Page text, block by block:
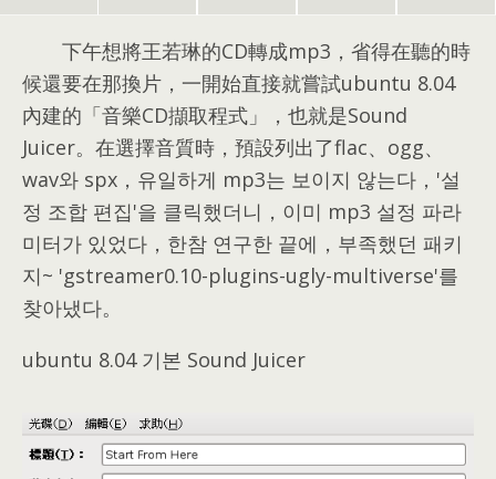
下午想將王若琳的CD轉成mp3 ， 省得在聽的時
候還要在那換片 ， 一開始直接就嘗試ubuntu 8.04
內建的「音樂CD擷取程式」
， 也就是Sound
Juicer。 在選擇音質時 ， 預設列出了flac、 ogg、
wav와 spx，유일하게 mp3는 보이지 않는다，'설
정 조합 편집'을 클릭했더니，이미 mp3 설정 파라
미터가 있었다，한참 연구한 끝에，부족했던 패키
지~ 'gstreamer0.10-plugins-ugly-multiverse'를
찾아냈다。
ubuntu 8.04 기본 Sound Juicer